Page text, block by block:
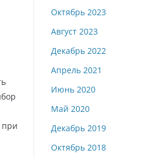
при
Октябрь 2023
Август 2023
Декабрь 2022
Апрель 2021
Июнь 2020
Май 2020
Декабрь 2019
Октябрь 2018